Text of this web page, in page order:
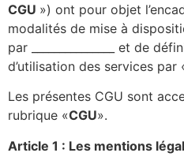
CGU ») ont pour objet
modalités de mise à
par _______________ et de
d’utilisation des services par
Les présentes CGU sont
rubrique «CGU».
Article 1 : Les mentions